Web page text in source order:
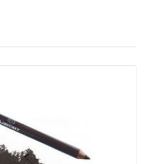
Sconto fino al 55% valido